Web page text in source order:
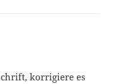
korrigiere es